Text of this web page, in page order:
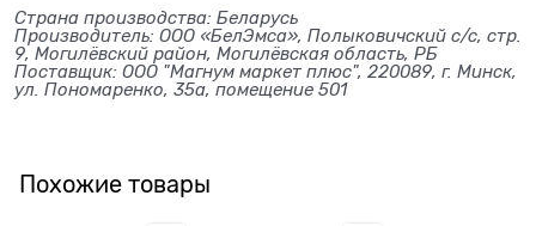
Страна производства: Беларусь
Производитель: ООО «БелЭмса», Полыковичский с/с, стр.
9, Могилёвский район, Могилёвская область, РБ
Поставщик: ООО "Магнум маркет плюс", 220089, г. Минск,
ул. Пономаренко, 35а, помещение 501
Похожие товары